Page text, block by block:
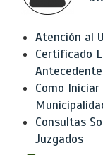
Atención al
Certificado
Como
Consultas
Juzgados